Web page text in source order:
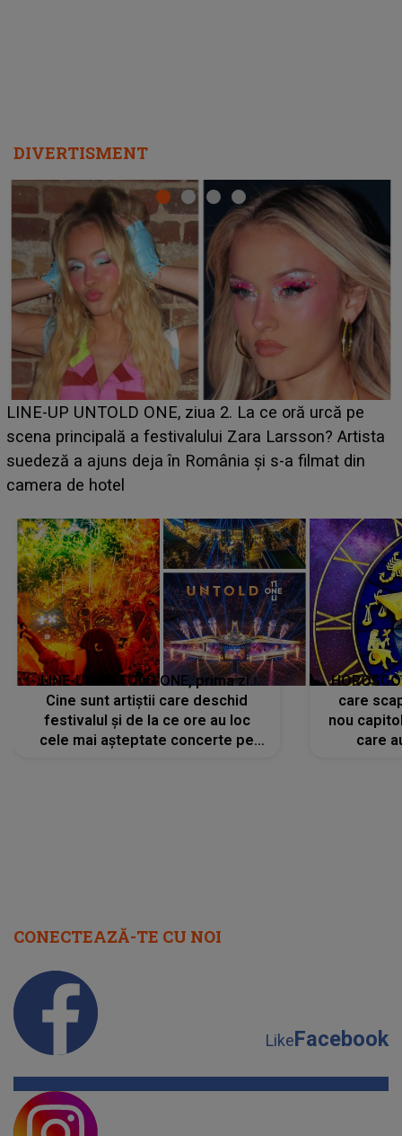
DIVERTISMENT
Ce a dezvăluit noua concurentă din "Casa Iubirii" l-a
luat prin surprindere pe Emanuel. CINE ESTE
BĂIATUL VIZAT de Alexandra?! Aflându-se în fața
faptului împlinit, A RECUNOSCUT IMEDIAT: "Am
LINE-UP UNTOLD ONE, prima zi.
Cine sunt artiștii care deschid
festivalul și de la ce ore au loc
cele mai așteptate concerte pe
care
nou
care
CONECTEAZĂ-TE CU NOI
LikeFacebook